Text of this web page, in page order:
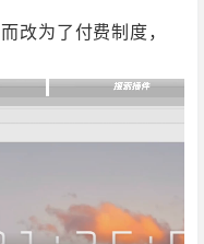
改为了付费制度，